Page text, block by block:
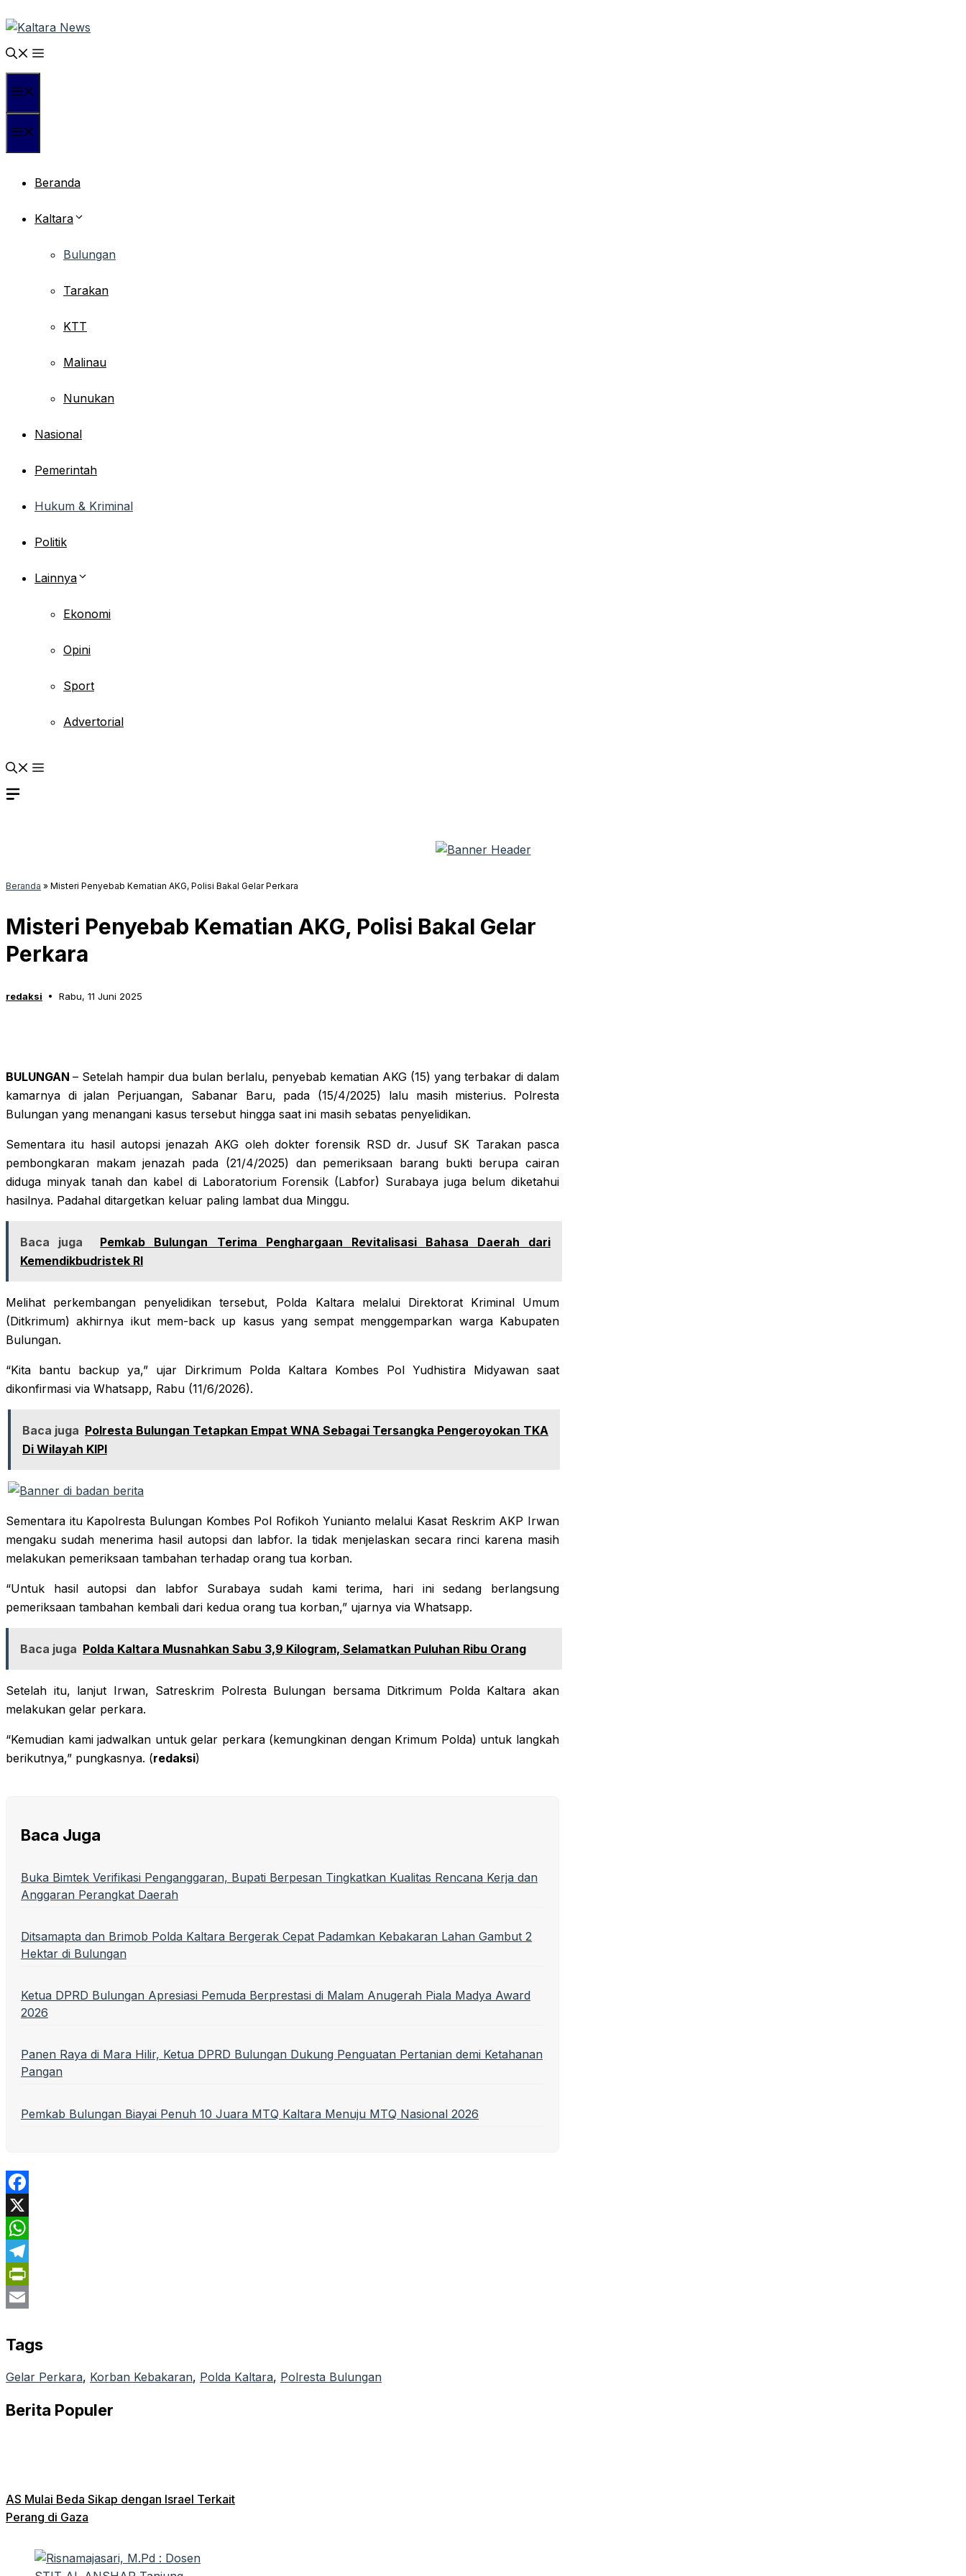
ke
isi
Beranda
Kaltara
Bulungan
Tarakan
KTT
Malinau
Nunukan
Nasional
Pemerintah
Hukum & Kriminal
Politik
Lainnya
Ekonomi
Opini
Sport
Advertorial
Beranda » Misteri Penyebab Kematian AKG, Polisi Bakal Gelar Perkara
Misteri Penyebab Kematian AKG, Polisi Bakal Gelar
Perkara
redaksi Rabu, 11 Juni 2025
BULUNGAN – Setelah hampir dua bulan berlalu, penyebab kematian AKG (15) yang terbakar di dalam
kamarnya di jalan Perjuangan, Sabanar Baru, pada (15/4/2025) lalu masih misterius. Polresta
Bulungan yang menangani kasus tersebut hingga saat ini masih sebatas penyelidikan.
Sementara itu hasil autopsi jenazah AKG oleh dokter forensik RSD dr. Jusuf SK Tarakan pasca
pembongkaran makam jenazah pada (21/4/2025) dan pemeriksaan barang bukti berupa cairan
diduga minyak tanah dan kabel di Laboratorium Forensik (Labfor) Surabaya juga belum diketahui
hasilnya. Padahal ditargetkan keluar paling lambat dua Minggu.
Baca juga
Pemkab Bulungan Terima Penghargaan Revitalisasi Bahasa Daerah dari
Kemendikbudristek RI
Melihat perkembangan penyelidikan tersebut, Polda Kaltara melalui Direktorat Kriminal Umum
(Ditkrimum) akhirnya ikut mem-back up kasus yang sempat menggemparkan warga Kabupaten
Bulungan.
“Kita bantu backup ya,” ujar Dirkrimum Polda Kaltara Kombes Pol Yudhistira Midyawan saat
dikonfirmasi via Whatsapp, Rabu (11/6/2026).
Baca juga Polresta Bulungan Tetapkan Empat WNA Sebagai Tersangka Pengeroyokan TKA
Di Wilayah KIPI
Sementara itu Kapolresta Bulungan Kombes Pol Rofikoh Yunianto melalui Kasat Reskrim AKP Irwan
mengaku sudah menerima hasil autopsi dan labfor. Ia tidak menjelaskan secara rinci karena masih
melakukan pemeriksaan tambahan terhadap orang tua korban.
“Untuk hasil autopsi dan labfor Surabaya sudah kami terima, hari ini sedang berlangsung
pemeriksaan tambahan kembali dari kedua orang tua korban,” ujarnya via Whatsapp.
Baca juga Polda Kaltara Musnahkan Sabu 3,9 Kilogram, Selamatkan Puluhan Ribu Orang
Setelah itu, lanjut Irwan, Satreskrim Polresta Bulungan bersama Ditkrimum Polda Kaltara akan
melakukan gelar perkara.
“Kemudian kami jadwalkan untuk gelar perkara (kemungkinan dengan Krimum Polda) untuk langkah
berikutnya,” pungkasnya. (redaksi)
Baca Juga
Buka Bimtek Verifikasi Penganggaran, Bupati Berpesan Tingkatkan Kualitas Rencana Kerja dan
Anggaran Perangkat Daerah
Ditsamapta dan Brimob Polda Kaltara Bergerak Cepat Padamkan Kebakaran Lahan Gambut 2
Hektar di Bulungan
Ketua DPRD Bulungan Apresiasi Pemuda Berprestasi di Malam Anugerah Piala Madya Award
2026
Panen Raya di Mara Hilir, Ketua DPRD Bulungan Dukung Penguatan Pertanian demi Ketahanan
Pangan
Pemkab Bulungan Biayai Penuh 10 Juara MTQ Kaltara Menuju MTQ Nasional 2026
Facebook
X
WhatsApp
Telegram
PrintFriendly
Tags
Gelar Perkara, Korban Kebakaran, Polda Kaltara, Polresta Bulungan
Berita Populer
AS Mulai Beda Sikap dengan Israel Terkait
Perang di Gaza